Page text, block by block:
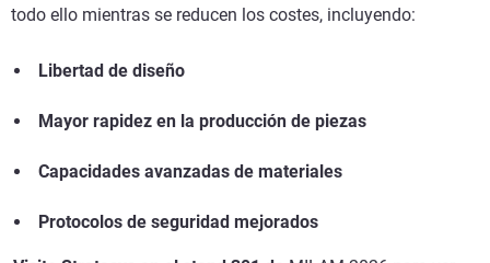
todo ello mientras se reducen los costes, incluyendo:
Libertad de diseño
Mayor rapidez en la producción de piezas
Capacidades avanzadas de materiales
Protocolos de seguridad mejorados